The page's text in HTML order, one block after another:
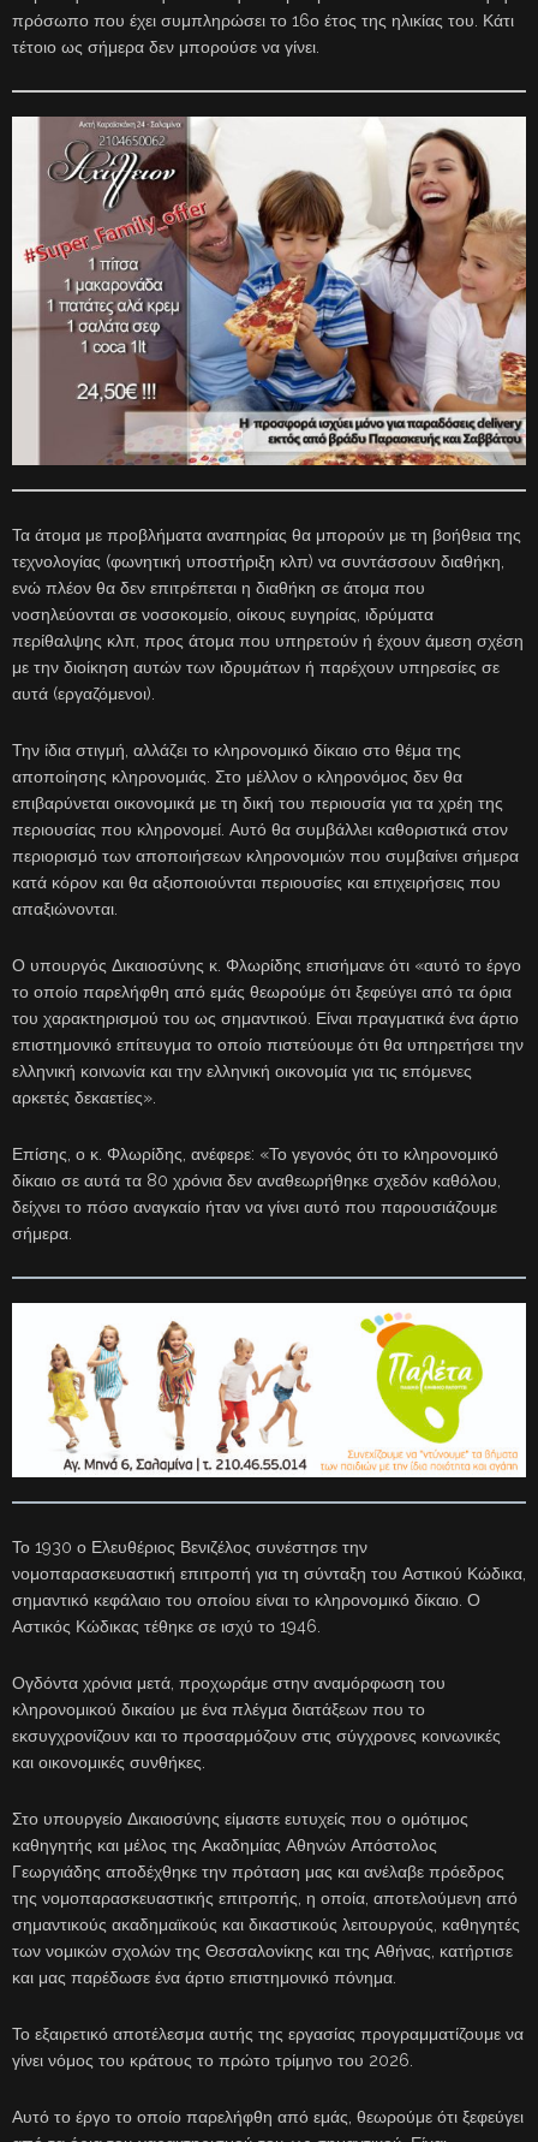
πρόσωπο που έχει συμπληρώσει το 16ο έτος της ηλικίας του. Κάτι
τέτοιο ως σήμερα δεν μπορούσε να γίνει.
Τα άτομα με προβλήματα αναπηρίας θα μπορούν με τη βοήθεια της
τεχνολογίας (φωνητική υποστήριξη κλπ) να συντάσσουν διαθήκη,
ενώ πλέον θα δεν επιτρέπεται η διαθήκη σε άτομα που
νοσηλεύονται σε νοσοκομείο, οίκους ευγηρίας, ιδρύματα
περίθαλψης κλπ, προς άτομα που υπηρετούν ή έχουν άμεση σχέση
με την διοίκηση αυτών των ιδρυμάτων ή παρέχουν υπηρεσίες σε
αυτά (εργαζόμενοι).
Την ίδια στιγμή, αλλάζει το κληρονομικό δίκαιο στο θέμα της
αποποίησης κληρονομιάς. Στο μέλλον ο κληρονόμος δεν θα
επιβαρύνεται οικονομικά με τη δική του περιουσία για τα χρέη της
περιουσίας που κληρονομεί. Αυτό θα συμβάλλει καθοριστικά στον
περιορισμό των αποποιήσεων κληρονομιών που συμβαίνει σήμερα
κατά κόρον και θα αξιοποιούνται περιουσίες και επιχειρήσεις που
απαξιώνονται.
Ο υπουργός Δικαιοσύνης κ. Φλωρίδης επισήμανε ότι «αυτό το έργο
το οποίο παρελήφθη από εμάς θεωρούμε ότι ξεφεύγει από τα όρια
του χαρακτηρισμού του ως σημαντικού. Είναι πραγματικά ένα άρτιο
επιστημονικό επίτευγμα το οποίο πιστεύουμε ότι θα υπηρετήσει την
ελληνική κοινωνία και την ελληνική οικονομία για τις επόμενες
αρκετές δεκαετίες».
Επίσης, ο κ. Φλωρίδης, ανέφερε: «Το γεγονός ότι το κληρονομικό
δίκαιο σε αυτά τα 80 χρόνια δεν αναθεωρήθηκε σχεδόν καθόλου,
δείχνει το πόσο αναγκαίο ήταν να γίνει αυτό που παρουσιάζουμε
σήμερα.
Το 1930 ο Ελευθέριος Βενιζέλος συνέστησε την
νομοπαρασκευαστική επιτροπή για τη σύνταξη του Αστικού Κώδικα,
σημαντικό κεφάλαιο του οποίου είναι το κληρονομικό δίκαιο. Ο
Αστικός Κώδικας τέθηκε σε ισχύ το 1946.
Ογδόντα χρόνια μετά, προχωράμε στην αναμόρφωση του
κληρονομικού δικαίου με ένα πλέγμα διατάξεων που το
εκσυγχρονίζουν και το προσαρμόζουν στις σύγχρονες κοινωνικές
και οικονομικές συνθήκες.
Στο υπουργείο Δικαιοσύνης είμαστε ευτυχείς που ο ομότιμος
καθηγητής και μέλος της Ακαδημίας Αθηνών Απόστολος
Γεωργιάδης αποδέχθηκε την πρόταση μας και ανέλαβε πρόεδρος
της νομοπαρασκευαστικής επιτροπής, η οποία, αποτελούμενη από
σημαντικούς ακαδημαϊκούς και δικαστικούς λειτουργούς, καθηγητές
των νομικών σχολών της Θεσσαλονίκης και της Αθήνας, κατήρτισε
και μας παρέδωσε ένα άρτιο επιστημονικό πόνημα.
Το εξαιρετικό αποτέλεσμα αυτής της εργασίας προγραμματίζουμε να
γίνει νόμος του κράτους το πρώτο τρίμηνο του 2026.
Αυτό το έργο το οποίο παρελήφθη από εμάς, θεωρούμε ότι ξεφεύγει